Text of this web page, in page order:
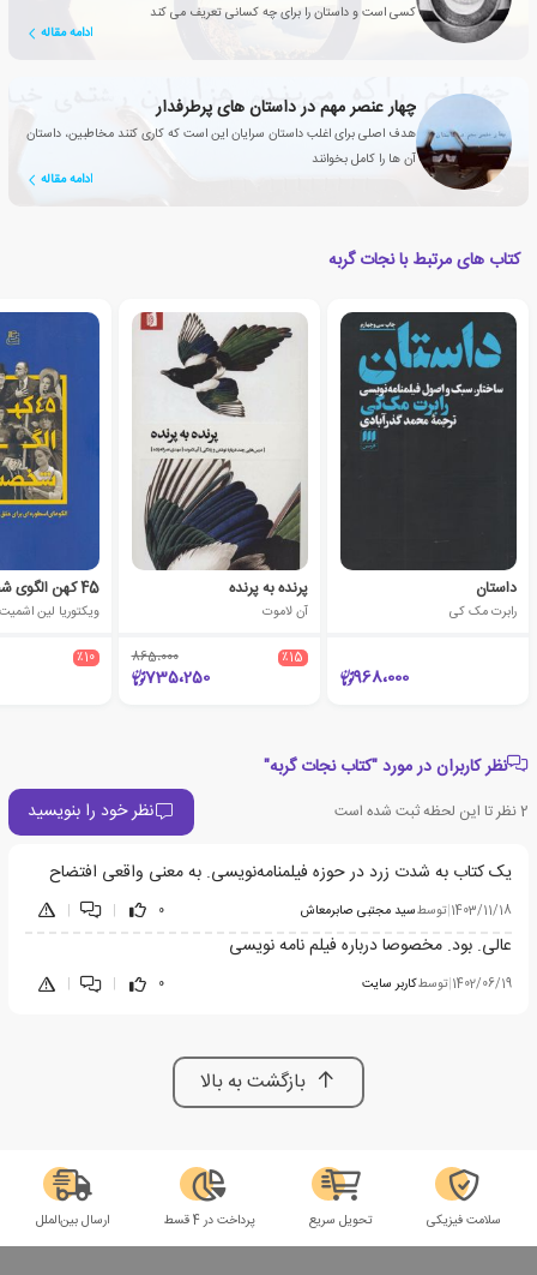
کسی است و داستان را برای چه کسانی تعریف می کند
ادامه مقاله
چهار عنصر مهم در داستان های پرطرفدار
هدف اصلی برای اغلب داستان سرایان این است که کاری کنند مخاطبین، داستان
آن ها را کامل بخوانند
ادامه مقاله
کتاب های مرتبط با نجات گربه
داستان
رابرت مک کی
968،000
پرنده به پرنده
آن لاموت
٪15 865،000
735،250
45 کهن الگوی شخصیت
ویکتوریا لین
٪10
نظر کاربران در مورد "کتاب نجات گربه"
2نظر تا این لحظه ثبت شده است نظر خود را بنویسید
یک کتاب به شدت زرد در حوزه فیلمنامه‌نویسی. به معنی واقعی افتضاح
1403/11/18
|توسطسید مجتبی صابرمعاش 0
|
|
عالی. بود. مخصوصا درباره فیلم نامه نویسی
1402/06/19
|توسطکاربر سایت 0
|
|
بازگشت به بالا
سلامت فیزیکی تحویل سریع پرداخت در 4 قسط ارسال بین‌الملل